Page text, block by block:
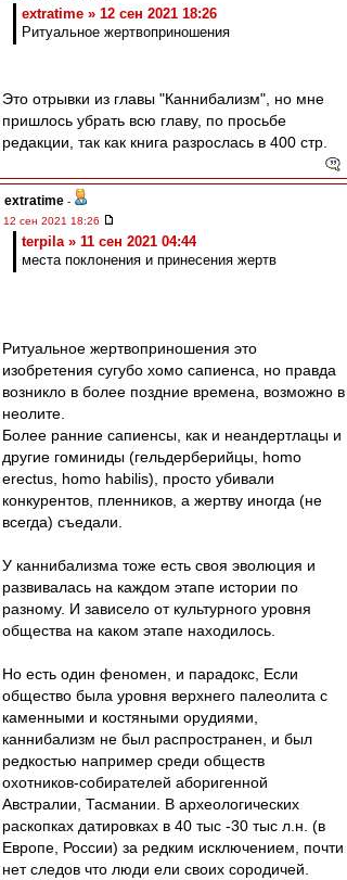
extratime » 12 сен 2021 18:26
Ритуальное жертвоприношения
Это отрывки из главы "Каннибализм", но мне
пришлось убрать всю главу, по просьбе
редакции, так как книга разрослась в 400 стр.
extratime -
12 сен 2021 18:26
terpila » 11 сен 2021 04:44
места поклонения и принесения жертв
Ритуальное жертвоприношения это
изобретения сугубо хомо сапиенса, но правда
возникло в более поздние времена, возможно в
неолите.
Более ранние сапиенсы, как и неандертлацы и
другие гоминиды (гельдерберийцы, homo
erectus, homo habilis), просто убивали
конкурентов, пленников, а жертву иногда (не
всегда) съедали.
У каннибализма тоже есть своя эволюция и
развивалась на каждом этапе истории по
разному. И зависело от культурного уровня
общества на каком этапе находилось.
Но есть один феномен, и парадокс, Если
общество была уровня верхнего палеолита с
каменными и костяными орудиями,
каннибализм не был распространен, и был
редкостью например среди обществ
охотников-собирателей аборигенной
Австралии, Тасмании. В археологических
раскопках датировках в 40 тыс -30 тыс л.н. (в
Европе, России) за редким исключением, почти
нет следов что люди ели своих сородичей.